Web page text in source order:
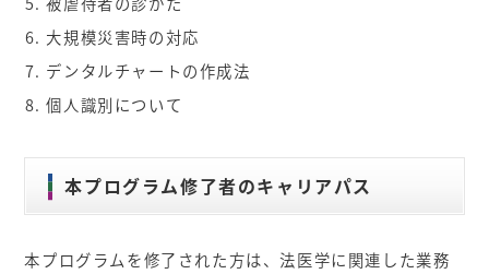
大規模災害時の対応
デンタルチャートの作成法
個人識別について
本プログラム修了者のキャリアパス
本プログラムを修了された方は、法医学に関連した業務